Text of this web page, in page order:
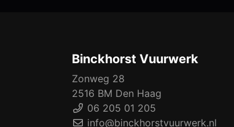
Binckhorst Vuurwerk
Zonweg 28
2516 BM Den Haag
06 205 01 205
info@binckhorstvuurwerk.nl